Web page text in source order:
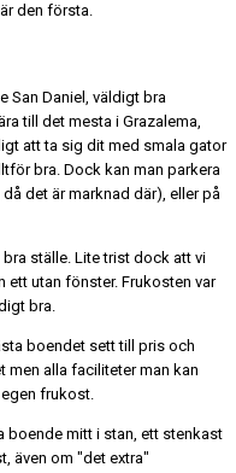
den första.
San Daniel, väldigt bra
till det mesta i Grazalema,
att ta sig dit med smala gator
bra. Dock kan man parkera
det är marknad där), eller på
bra ställe. Lite trist dock att vi
ett utan fönster. Frukosten var
bra.
boendet sett till pris och
men alla faciliteter man kan
frukost.
boende mitt i stan, ett stenkast
även om "det extra"